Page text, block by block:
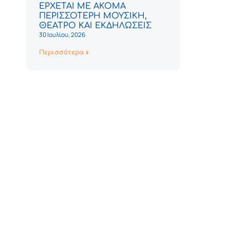
ΕΡΧΕΤΑΙ ΜΕ ΑΚΟΜΑ
ΠΕΡΙΣΣΟΤΕΡΗ ΜΟΥΣΙΚΗ,
ΘΕΑΤΡΟ ΚΑΙ ΕΚΔΗΛΩΣΕΙΣ
30 Ιουλίου, 2026
Περισσότερα »